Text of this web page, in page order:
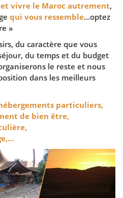
vivre le Maroc autrement,
qui vous ressemble…optez
»
du caractère que vous
du temps et du budget
le reste et nous
dans les meilleurs
particuliers,
de bien être,